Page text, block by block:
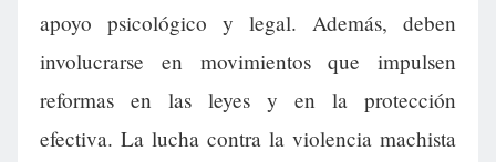
apoyo psicológico y legal. Además, deben
involucrarse en movimientos que impulsen
reformas en las leyes y en la protección
efectiva. La lucha contra la violencia machista